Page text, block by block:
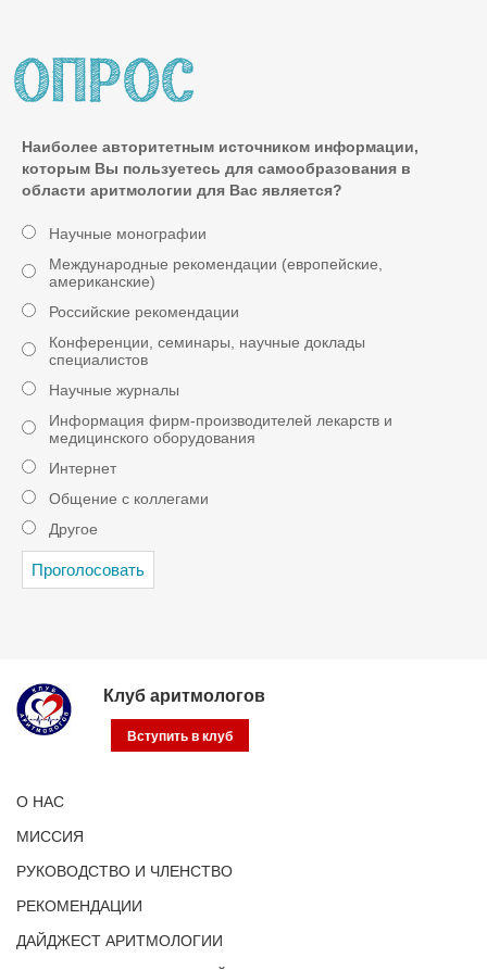
Наиболее авторитетным источником информации,
которым Вы пользуетесь для самообразования в
области аритмологии для Вас является?
Научные монографии
Международные рекомендации (европейские,
американские)
Российские рекомендации
Конференции, семинары, научные доклады
специалистов
Научные журналы
Информация фирм-производителей лекарств и
медицинского оборудования
Интернет
Общение с коллегами
Другое
Клуб аритмологов
Вступить в клуб
О НАС
МИССИЯ
РУКОВОДСТВО И ЧЛЕНСТВО
РЕКОМЕНДАЦИИ
ДАЙДЖЕСТ АРИТМОЛОГИИ